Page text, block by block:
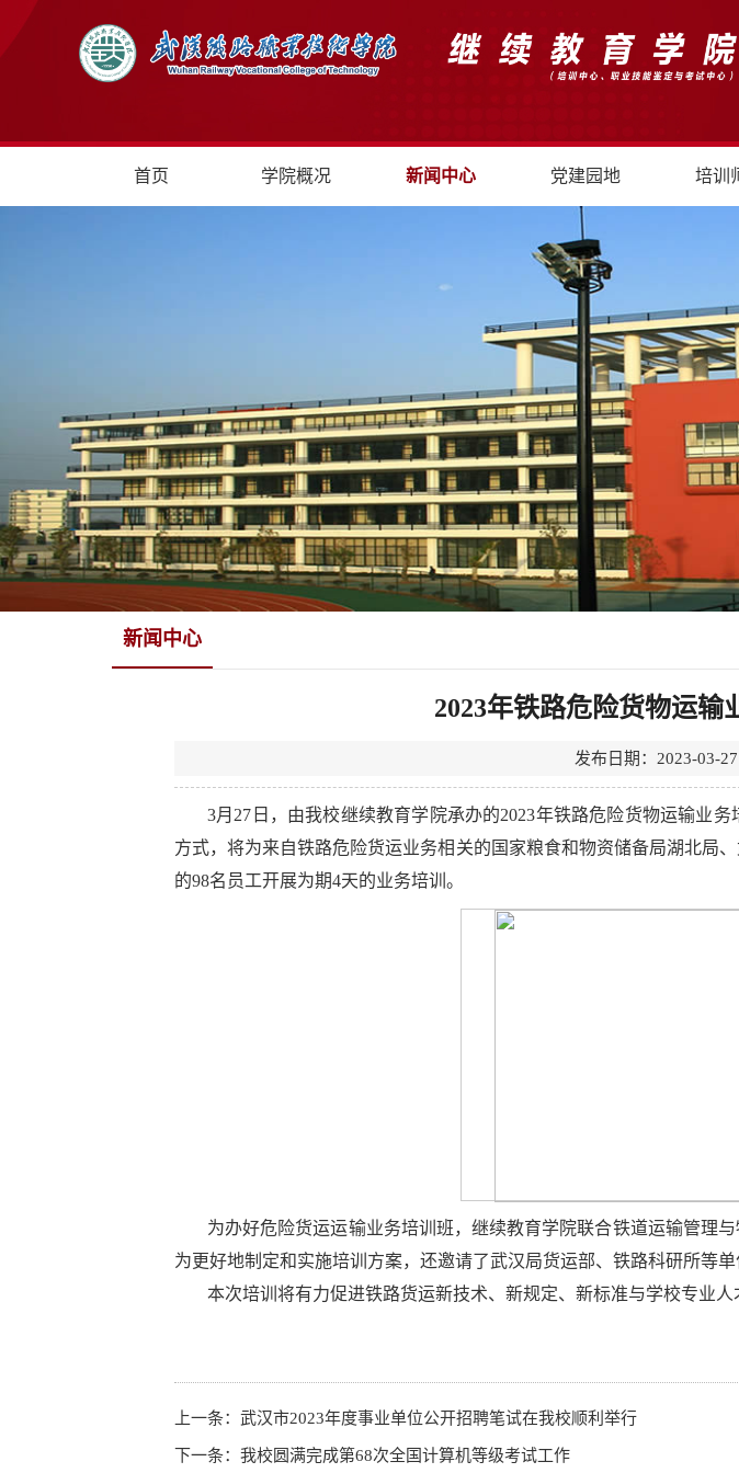
首页 学院概况 新闻中心 党建园地 培训
新闻中心
2023年铁路危险货物运
发布日期：2023-
3月27日，由我校继续教育学院承办的2023年铁路危险货物运输业
方式，将为来自铁路危险货运业务相关的国家粮食和物资储备局湖北局
的98名员工开展为期4天的业务培训。
为办好危险货运运输业务培训班，继续教育学院联合铁道运输管理
为更好地制定和实施培训方案，还邀请了武汉局货运部、铁路科研所等
本次培训将有力促进铁路货运新技术、新规定、新标准与学校专业
上一条： 武汉市2023年度事业单位公开招聘笔试在我校顺利举行
下一条： 我校圆满完成第68次全国计算机等级考试工作